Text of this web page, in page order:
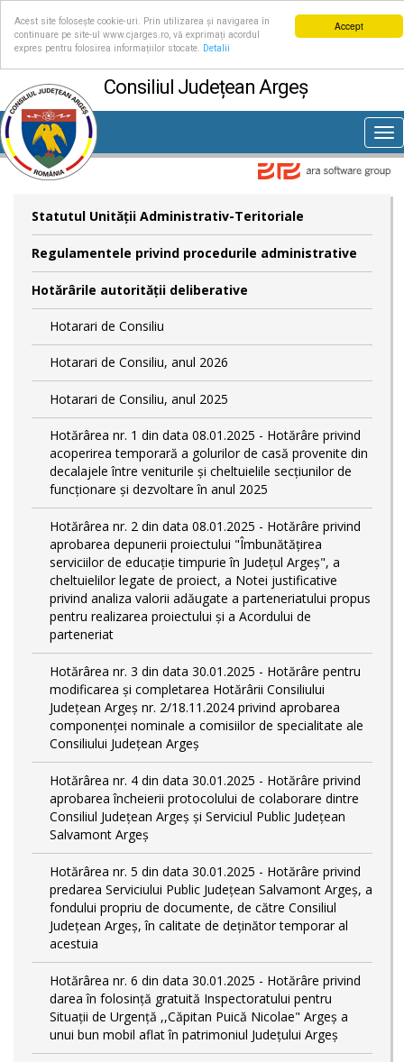
Accept
Acest site folosește cookie-uri. Prin utilizarea și navigarea în
continuare pe site-ul www.cjarges.ro, vă exprimați acordul
expres pentru folosirea informațiilor stocate.
Detalii
Consiliul Județean Argeș
Statutul Unităţii Administrativ-Teritoriale
Regulamentele privind procedurile administrative
Hotărârile autorităţii deliberative
Hotarari de Consiliu
Hotarari de Consiliu, anul 2026
Hotarari de Consiliu, anul 2025
Hotărârea nr. 1 din data 08.01.2025 - Hotărâre privind
acoperirea temporară a golurilor de casă provenite din
decalajele între veniturile și cheltuielile secțiunilor de
funcționare și dezvoltare în anul 2025
Hotărârea nr. 2 din data 08.01.2025 - Hotărâre privind
aprobarea depunerii proiectului "Îmbunătățirea
serviciilor de educație timpurie în Județul Argeș", a
cheltuielilor legate de proiect, a Notei justificative
privind analiza valorii adăugate a parteneriatului propus
pentru realizarea proiectului și a Acordului de
parteneriat
Hotărârea nr. 3 din data 30.01.2025 - Hotărâre pentru
modificarea și completarea Hotărârii Consiliului
Județean Argeș nr. 2/18.11.2024 privind aprobarea
componenței nominale a comisiilor de specialitate ale
Consiliului Județean Argeș
Hotărârea nr. 4 din data 30.01.2025 - Hotărâre privind
aprobarea încheierii protocolului de colaborare dintre
Consiliul Județean Argeș și Serviciul Public Județean
Salvamont Argeș
Hotărârea nr. 5 din data 30.01.2025 - Hotărâre privind
predarea Serviciului Public Județean Salvamont Argeș, a
fondului propriu de documente, de către Consiliul
Județean Argeș, în calitate de deținător temporar al
acestuia
Hotărârea nr. 6 din data 30.01.2025 - Hotărâre privind
darea în folosință gratuită Inspectoratului pentru
Situații de Urgență ,,Căpitan Puică Nicolae" Argeș a
unui bun mobil aflat în patrimoniul Județului Argeș